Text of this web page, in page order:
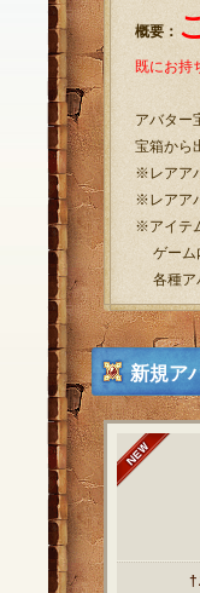
概要：
既にお持
アバター
宝箱から
※レアア
※レアア
※アイテ
ゲーム
各種ア
新規ア
†